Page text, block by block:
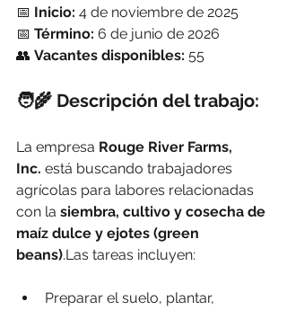
📅 Inicio: 4 de noviembre de 2025
📅 Término: 6 de junio de 2026
👥 Vacantes disponibles: 55
🧑‍🌾 Descripción del trabajo:
La empresa Rouge River Farms,
Inc. está buscando trabajadores
agrícolas para labores relacionadas
con la siembra, cultivo y cosecha de
maíz dulce y ejotes (green
beans).Las tareas incluyen:
Preparar el suelo, plantar,